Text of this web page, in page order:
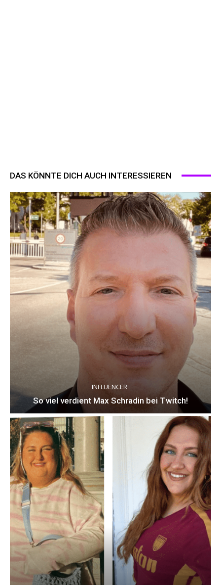
DAS KÖNNTE DICH AUCH INTERESSIEREN
INFLUENCER
So viel verdient Max Schradin bei Twitch!